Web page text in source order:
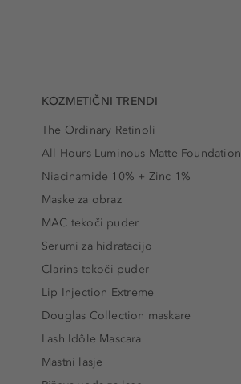
KOZMETIČNI TRENDI
The Ordinary Retinoli
All Hours Luminous Matte Foundation
Niacinamide 10% + Zinc 1%
Maske za obraz
MAC tekoči puder
Serumi za hidratacijo
Clarins tekoči puder
Lip Injection Extreme
Douglas Collection maskare
Lash Idôle Mascara
Mastni lasje